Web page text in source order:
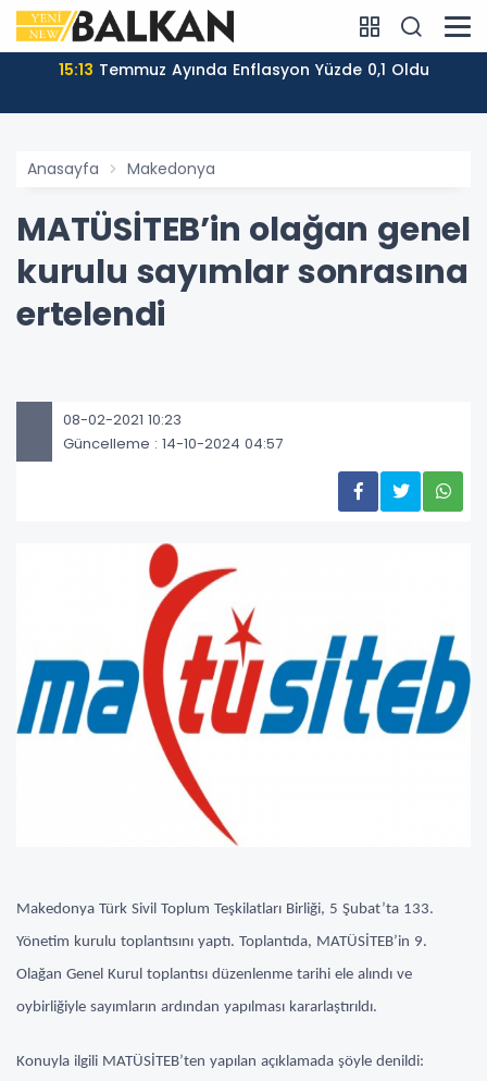
15:13 Temmuz Ayında Enflasyon Yüzde 0,1 Oldu
Anasayfa Makedonya
MATÜSİTEB’in olağan genel
kurulu sayımlar sonrasına
ertelendi
08-02-2021 10:23
Güncelleme : 14-10-2024 04:57
Makedonya Türk Sivil Toplum Teşkilatları Birliği, 5 Şubat’ta 133.
Yönetim kurulu toplantısını yaptı. Toplantıda, MATÜSİTEB’in 9.
Olağan Genel Kurul toplantısı düzenlenme tarihi ele alındı ve
oybirliğiyle sayımların ardından yapılması kararlaştırıldı.
Konuyla ilgili MATÜSİTEB’ten yapılan açıklamada şöyle denildi: